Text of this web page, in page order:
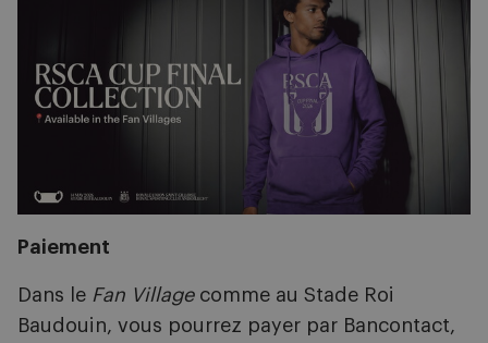
Paiement
Dans le Fan Village comme au Stade Roi
Baudouin, vous pourrez payer par Bancontact,